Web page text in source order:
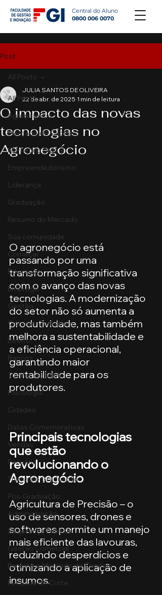
Central do Aluno
0800 006 0070
Post
All Posts
Agronegócio
Mercado de Capitais
Marketing Digital
Empreendedorismo
Liderança
Graduação
Resumo do Mercado
Sua comunidade
Começar
Educação
Emprego
Gestão
Ciências Contábeis
Direito
Bancos
Turmas de MBA
Psicologia
Cidades
Datas Comemorativas
Vendas
Pecuária
Turma de Graduação
Pós-Graduação
Administração
Segurança Publica
Gestão Comercial
Banking e Mercado de Capitais
Pecuária de Corte
All Posts
O impacto das novas
tecnologias no
Agronegócio
JULIA SANTOS DE OLIVEIRA
22 de abr. de 2025 1 min de leitura
O agronegócio está
passando por uma
transformação significativa
com o avanço das novas
tecnologias. A modernização
do setor não só aumenta a
produtividade, mas também
melhora a sustentabilidade e
a eficiência operacional,
garantindo maior
rentabilidade para os
produtores.
Principais tecnologias
que estão
revolucionando o
Agronegócio
Agricultura de Precisão – o
uso de sensores, drones e
softwares permite um manejo
mais eficiente das lavouras,
reduzindo desperdícios e
otimizando a aplicação de
insumos.